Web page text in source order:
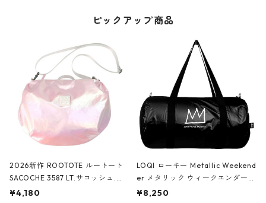
ピックアップ商品
2026新作 ROOTOTE ルートート
SACOCHE 3587 LT.サコッシュ.ル
ミエ-B ショルダーバッグ グロスピ
¥4,180
LOQI ローキー Metallic Weekend
er メタリック ウィークエンダー
ボストンバッグ ショルダーバッグ
¥8,250